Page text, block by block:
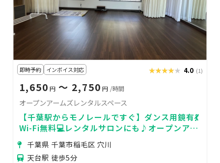
即時予約 インボイス対応 ★★★★★
★★★★★ 4.0 (1)
1,650 円 〜 2,750 円 /時間
オープンアームズレンタルスペース
【千葉駅からモノレールですぐ】ダンス用鏡有💃
Wi-Fi無料💻レンタルサロンにも♪オープンアー
ムズレンタルスペース
千葉県 千葉市稲毛区 穴川
天台駅 徒歩5分